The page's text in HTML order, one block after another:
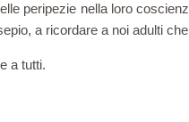
peripezie nella loro
a ricordare a noi adulti
a tutti.